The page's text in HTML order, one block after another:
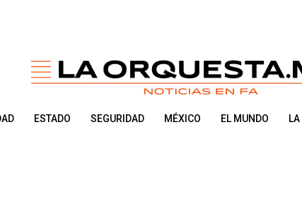
ESTADO SEGURIDAD MÉXICO EL MUNDO